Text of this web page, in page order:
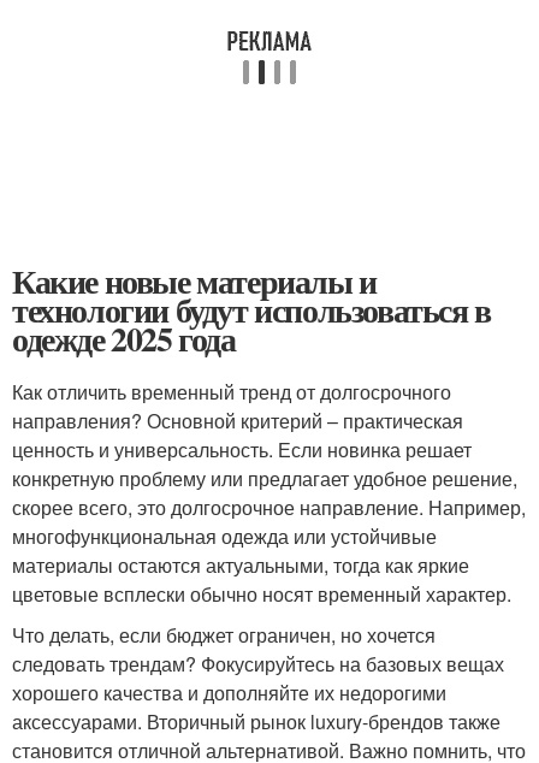
Какие новые материалы и
технологии будут использоваться в
одежде 2025 года
Как отличить временный тренд от долгосрочного
направления? Основной критерий – практическая
ценность и универсальность. Если новинка решает
конкретную проблему или предлагает удобное решение,
скорее всего, это долгосрочное направление. Например,
многофункциональная одежда или устойчивые
материалы остаются актуальными, тогда как яркие
цветовые всплески обычно носят временный характер.
Что делать, если бюджет ограничен, но хочется
следовать трендам? Фокусируйтесь на базовых вещах
хорошего качества и дополняйте их недорогими
аксессуарами. Вторичный рынок luxury-брендов также
становится отличной альтернативой. Важно помнить, что